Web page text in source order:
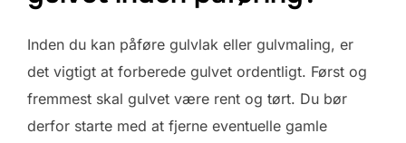
Inden du kan påføre gulvlak eller gulvmaling, er
det vigtigt at forberede gulvet ordentligt. Først og
fremmest skal gulvet være rent og tørt. Du bør
derfor starte med at fjerne eventuelle gamle